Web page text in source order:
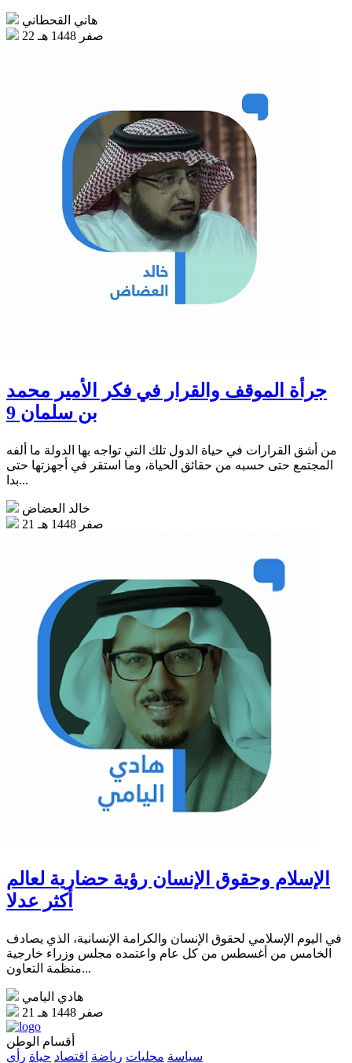
هاني القحطاني
22 صفر 1448 هـ
جرأة الموقف والقرار في فكر الأمير محمد
بن سلمان 9
من أشق القرارات في حياة الدول تلك التي تواجه بها الدولة ما ألفه
المجتمع حتى حسبه من حقائق الحياة، وما استقر في أجهزتها حتى
بدا...
خالد العضاض
21 صفر 1448 هـ
الإسلام وحقوق الإنسان رؤية حضارية لعالم
أكثر عدلا
في اليوم الإسلامي لحقوق الإنسان والكرامة الإنسانية، الذي يصادف
الخامس من أغسطس من كل عام واعتمده مجلس وزراء خارجية
منظمة التعاون...
هادي اليامي
21 صفر 1448 هـ
أقسام الوطن
سياسة محليات رياضة اقتصاد حياة رأي